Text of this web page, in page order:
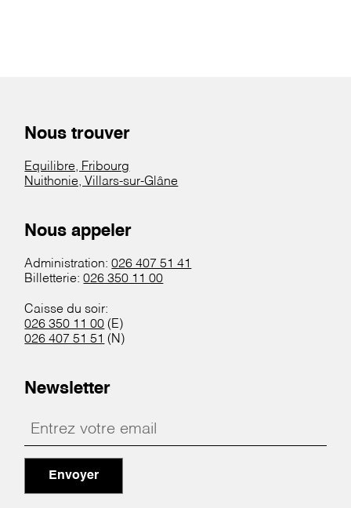
Nous trouver
Equilibre, Fribourg
Nuithonie, Villars-sur-Glâne
Nous appeler
Administration:026 407 51 41
Billetterie:026 350 11 00
Caisse du soir:
026 350 11 00 (E)
026 407 51 51 (N)
Newsletter
Envoyer